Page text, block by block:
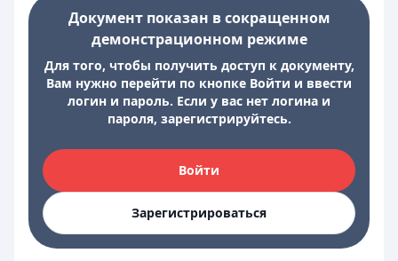
Документ показан в сокращенном
демонстрационном режиме
Для того, чтобы получить доступ к документу,
Вам нужно перейти по кнопке Войти и ввести
логин и пароль. Если у вас нет логина и
пароля, зарегистрируйтесь.
Войти
Зарегистрироваться